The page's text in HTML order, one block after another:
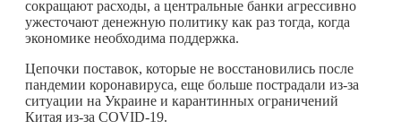
сокращают расходы, а центральные банки агрессивно
ужесточают денежную политику как раз тогда, когда
экономике необходима поддержка.
Цепочки поставок, которые не восстановились после
пандемии коронавируса, еще больше пострадали из-за
ситуации на Украине и карантинных ограничений
Китая из-за COVID-19.